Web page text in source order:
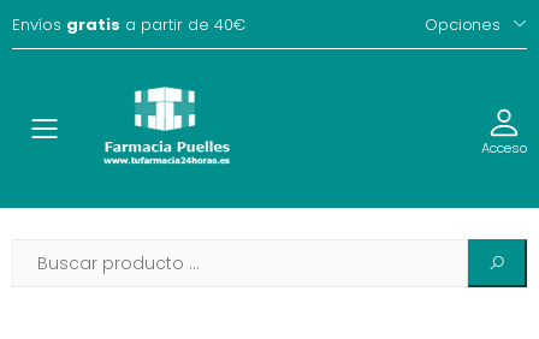
Envíos gratis a partir de 40€ Opciones
Toggle Acceso